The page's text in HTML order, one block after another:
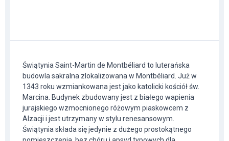
Świątynia Saint-Martin de Montbéliard to luterańska
budowla sakralna zlokalizowana w Montbéliard. Już w
1343 roku wzmiankowana jest jako katolicki kościół św.
Marcina. Budynek zbudowany jest z białego wapienia
jurajskiego wzmocnionego różowym piaskowcem z
Alzacji i jest utrzymany w stylu renesansowym.
Świątynia składa się jedynie z dużego prostokątnego